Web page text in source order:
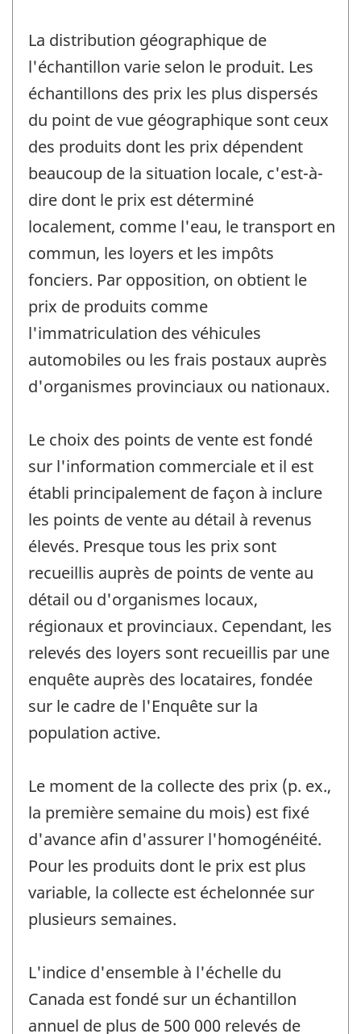
La distribution géographique de
l'échantillon varie selon le produit. Les
échantillons des prix les plus dispersés
du point de vue géographique sont ceux
des produits dont les prix dépendent
beaucoup de la situation locale, c'est-à-
dire dont le prix est déterminé
localement, comme l'eau, le transport en
commun, les loyers et les impôts
fonciers. Par opposition, on obtient le
prix de produits comme
l'immatriculation des véhicules
automobiles ou les frais postaux auprès
d'organismes provinciaux ou nationaux.
Le choix des points de vente est fondé
sur l'information commerciale et il est
établi principalement de façon à inclure
les points de vente au détail à revenus
élevés. Presque tous les prix sont
recueillis auprès de points de vente au
détail ou d'organismes locaux,
régionaux et provinciaux. Cependant, les
relevés des loyers sont recueillis par une
enquête auprès des locataires, fondée
sur le cadre de l'Enquête sur la
population active.
Le moment de la collecte des prix (p. ex.,
la première semaine du mois) est fixé
d'avance afin d'assurer l'homogénéité.
Pour les produits dont le prix est plus
variable, la collecte est échelonnée sur
plusieurs semaines.
L'indice d'ensemble à l'échelle du
Canada est fondé sur un échantillon
annuel de plus de 500 000 relevés de